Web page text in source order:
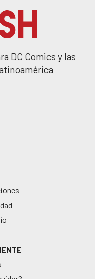
DC Comics y las